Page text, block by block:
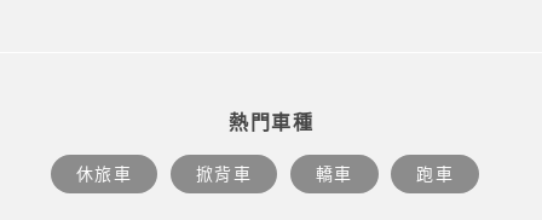
熱門車種
休旅車 掀背車 轎車 跑車